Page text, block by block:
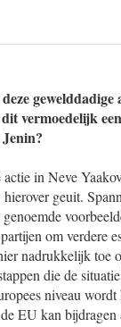
vermoedelijk
in Neve
geuit.
om verdere
nadrukkelijk toe
die de
niveau
EU kan bijdragen